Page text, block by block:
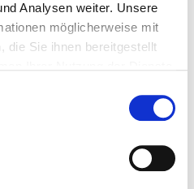
Analysen weiter. Unsere
möglicherweise mit
die Sie ihnen bereitgestellt
wenn wir unser selbst